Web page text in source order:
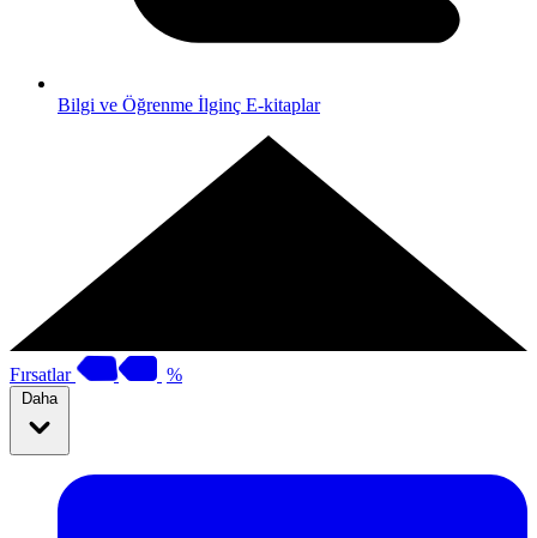
Bilgi ve Öğrenme İlginç E-kitaplar
Fırsatlar %
Daha